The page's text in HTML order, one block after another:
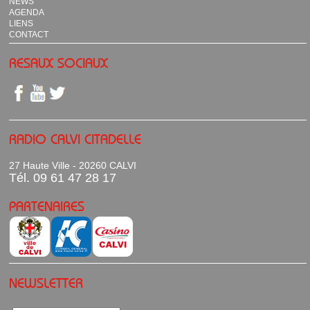
AGENDA
LIENS
CONTACT
RESAUX SOCIAUX
RADIO CALVI CITADELLE
27 Haute Ville - 20260 CALVI
Tél. 09 61 47 28 17
PARTENAIRES
NEWSLETTER